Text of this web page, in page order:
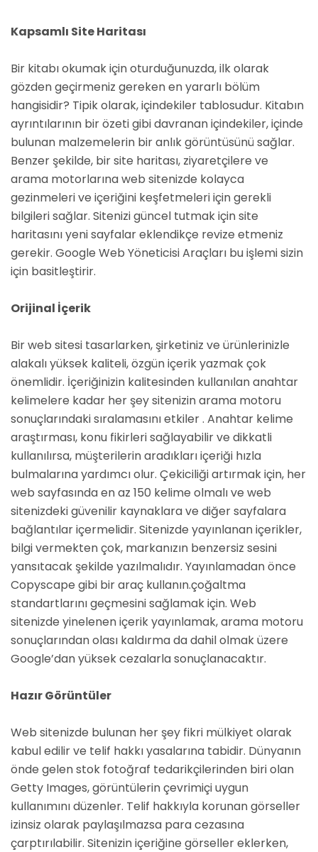
Kapsamlı Site Haritası
Bir kitabı okumak için oturduğunuzda, ilk olarak
gözden geçirmeniz gereken en yararlı bölüm
hangisidir? Tipik olarak, içindekiler tablosudur. Kitabın
ayrıntılarının bir özeti gibi davranan içindekiler, içinde
bulunan malzemelerin bir anlık görüntüsünü sağlar.
Benzer şekilde, bir site haritası, ziyaretçilere ve
arama motorlarına web sitenizde kolayca
gezinmeleri ve içeriğini keşfetmeleri için gerekli
bilgileri sağlar. Sitenizi güncel tutmak için site
haritasını yeni sayfalar eklendikçe revize etmeniz
gerekir. Google Web Yöneticisi Araçları bu işlemi sizin
için basitleştirir.
Orijinal İçerik
Bir web sitesi tasarlarken, şirketiniz ve ürünlerinizle
alakalı yüksek kaliteli, özgün içerik yazmak çok
önemlidir. İçeriğinizin kalitesinden kullanılan anahtar
kelimelere kadar her şey sitenizin arama motoru
sonuçlarındaki sıralamasını etkiler . Anahtar kelime
araştırması, konu fikirleri sağlayabilir ve dikkatli
kullanılırsa, müşterilerin aradıkları içeriği hızla
bulmalarına yardımcı olur. Çekiciliği artırmak için, her
web sayfasında en az 150 kelime olmalı ve web
sitenizdeki güvenilir kaynaklara ve diğer sayfalara
bağlantılar içermelidir. Sitenizde yayınlanan içerikler,
bilgi vermekten çok, markanızın benzersiz sesini
yansıtacak şekilde yazılmalıdır. Yayınlamadan önce
Copyscape gibi bir araç kullanın.çoğaltma
standartlarını geçmesini sağlamak için. Web
sitenizde yinelenen içerik yayınlamak, arama motoru
sonuçlarından olası kaldırma da dahil olmak üzere
Google’dan yüksek cezalarla sonuçlanacaktır.
Hazır Görüntüler
Web sitenizde bulunan her şey fikri mülkiyet olarak
kabul edilir ve telif hakkı yasalarına tabidir. Dünyanın
önde gelen stok fotoğraf tedarikçilerinden biri olan
Getty Images, görüntülerin çevrimiçi uygun
kullanımını düzenler. Telif hakkıyla korunan görseller
izinsiz olarak paylaşılmazsa para cezasına
çarptırılabilir. Sitenizin içeriğine görseller eklerken,